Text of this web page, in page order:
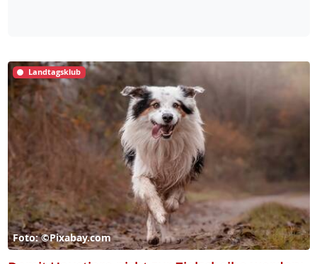
Landtagsklub
Foto: ©Pixabay.com